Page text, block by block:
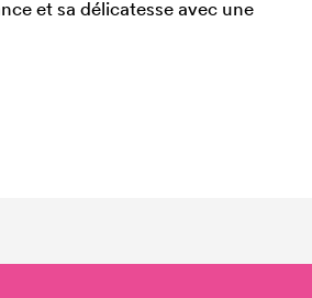
et sa délicatesse avec une